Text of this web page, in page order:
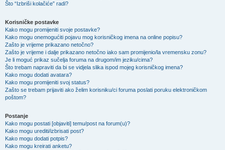
Što “Izbriši kolačiće” radi?
Korisničke postavke
Kako mogu promijeniti svoje postavke?
Kako mogu onemogućiti pojavu mog korisničkog imena na online popisu?
Zašto je vrijeme prikazano netočno?
Zašto je vrijeme i dalje prikazano netočno iako sam promijenio/la vremensku zonu?
Je li moguć prikaz sučelja foruma na drugom/im jeziku/cima?
Što trebam napraviti da bi se vidjela slika ispod mojeg korisničkog imena?
Kako mogu dodati avatara?
Kako mogu promijeniti svoj status?
Zašto se trebam prijaviti ako želim korisniku/ci foruma poslati poruku elektroničkom
poštom?
Postanje
Kako mogu postati [objaviti] temu/post na forum(u)?
Kako mogu urediti/izbrisati post?
Kako mogu dodati potpis?
Kako mogu kreirati anketu?